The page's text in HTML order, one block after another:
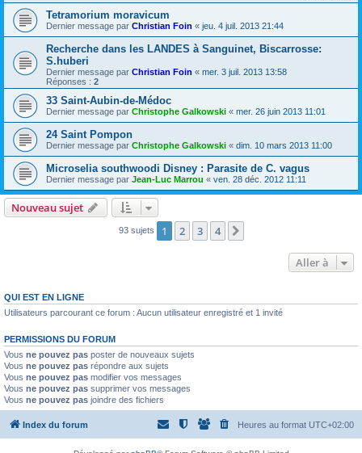
Tetramorium moravicum
Dernier message par Christian Foin « jeu. 4 juil. 2013 21:44
Recherche dans les LANDES à Sanguinet, Biscarrosse:
S.huberi
Dernier message par Christian Foin « mer. 3 juil. 2013 13:58
Réponses : 2
33 Saint-Aubin-de-Médoc
Dernier message par Christophe Galkowski « mer. 26 juin 2013 11:01
24 Saint Pompon
Dernier message par Christophe Galkowski « dim. 10 mars 2013 11:00
Microselia southwoodi Disney : Parasite de C. vagus
Dernier message par Jean-Luc Marrou « ven. 28 déc. 2012 11:11
Nouveau sujet
93 sujets 1 2 3 4
Aller à
QUI EST EN LIGNE
Utilisateurs parcourant ce forum : Aucun utilisateur enregistré et 1 invité
PERMISSIONS DU FORUM
Vous ne pouvez pas poster de nouveaux sujets
Vous ne pouvez pas répondre aux sujets
Vous ne pouvez pas modifier vos messages
Vous ne pouvez pas supprimer vos messages
Vous ne pouvez pas joindre des fichiers
Index du forum Heures au format UTC+02:00